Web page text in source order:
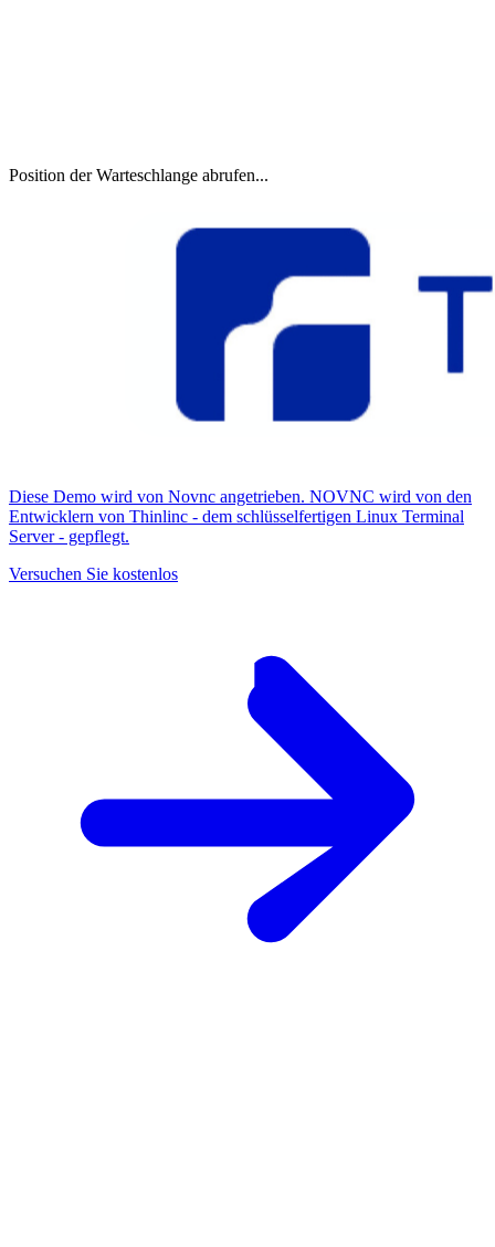
Position der Warteschlange abrufen...
Diese Demo wird von Novnc angetrieben. NOVNC wird von den
Entwicklern von Thinlinc - dem schlüsselfertigen Linux Terminal
Server - gepflegt.
Versuchen Sie kostenlos